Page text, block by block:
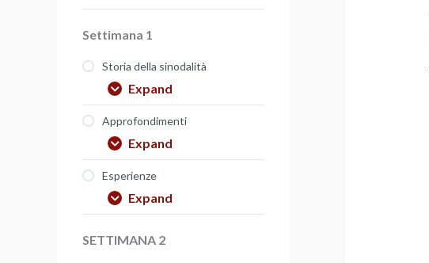
Settimana 1
Storia della sinodalità
Expand
Approfondimenti
Expand
Esperienze
Expand
SETTIMANA 2